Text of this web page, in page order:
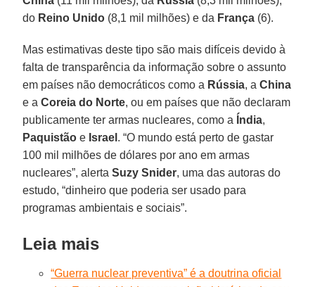
do Reino Unido (8,1 mil milhões) e da França (6).
Mas estimativas deste tipo são mais difíceis devido à
falta de transparência da informação sobre o assunto
em países não democráticos como a Rússia, aChina
e aCoreia do Norte, ou em países que não declaram
publicamente ter armas nucleares, como a Índia,
Paquistão e Israel . “O mundo está perto de gastar
100 mil milhões de dólares por ano em armas
nucleares”, alertaSuzy Snider, uma das autoras do
estudo, “dinheiro que poderia ser usado para
programas ambientais e sociais”.
Leia mais
“Guerra nuclear preventiva” é a doutrina oficial